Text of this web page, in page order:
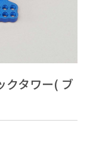
クタワー( ブ